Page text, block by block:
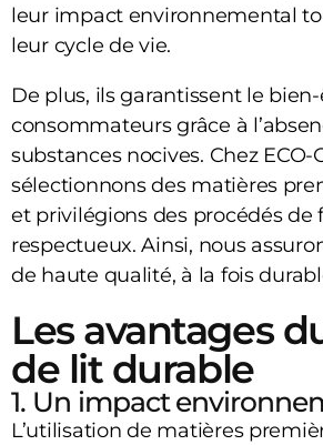
leur impact environnemental
leur cycle de vie.
De plus, ils garantissent le
consommateurs grâce à
substances nocives. Chez ECO-
sélectionnons des matières
et privilégions des procédés de
respectueux. Ainsi, nous
de haute qualité, à la fois
Les avantages
de lit durable
1. Un impact
L’utilisation de matières